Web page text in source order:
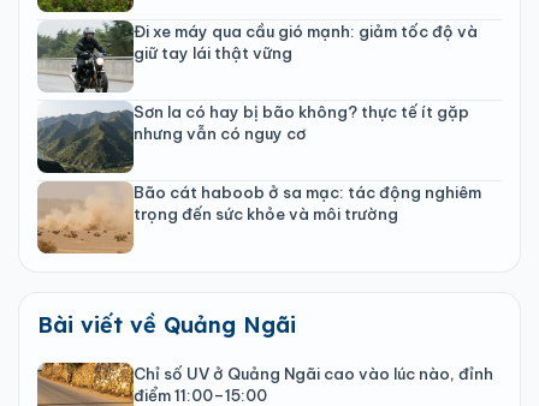
Đi xe máy qua cầu gió mạnh: giảm tốc độ và
giữ tay lái thật vững
Sơn la có hay bị bão không? thực tế ít gặp
nhưng vẫn có nguy cơ
Bão cát haboob ở sa mạc: tác động nghiêm
trọng đến sức khỏe và môi trường
Bài viết về Quảng Ngãi
Chỉ số UV ở Quảng Ngãi cao vào lúc nào, đỉnh
điểm 11:00–15:00